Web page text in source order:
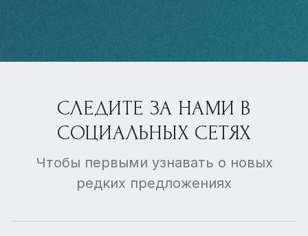
СЛЕДИТЕ ЗА НАМИ В
СОЦИАЛЬНЫХ СЕТЯХ
Чтобы первыми узнавать о новых
редких предложениях